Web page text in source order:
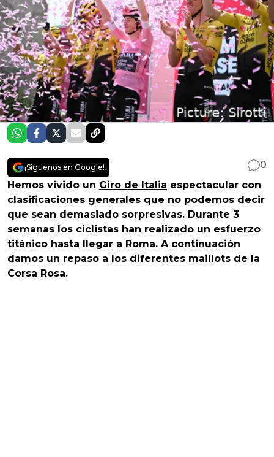
¡Síguenos en Google!
0
Hemos vivido un Giro de Italia espectacular con
clasificaciones generales que no podemos decir
que sean demasiado sorpresivas. Durante 3
semanas los ciclistas han realizado un esfuerzo
titánico hasta llegar a Roma. A continuación
damos un repaso a los diferentes maillots de la
Corsa Rosa.